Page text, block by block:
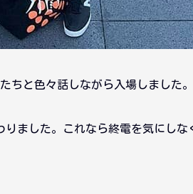
ちと色々話しながら入場しました。
ました。これなら終電を気にしな